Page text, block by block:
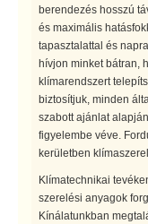
berendezés hosszú
és maximális
tapasztalattal és
hívjon minket bátran,
klímarendszert
biztosítjuk, minden
szabott ajánlat
figyelembe véve.
kerületben
Klímatechnikai
szerelési anyagok
Kínálatunkban